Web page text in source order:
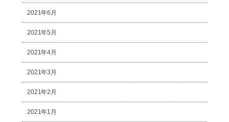
2021年6月
2021年5月
2021年4月
2021年3月
2021年2月
2021年1月